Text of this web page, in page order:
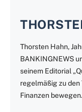
Thorsten Hahn,
BANKINGNEWS
seinem Editorial
regelmäßig zu den
Finanzen bewegen.